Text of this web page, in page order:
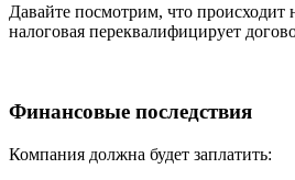
Давайте посмотрим, что происходит
налоговая переквалифицирует
Финансовые последствия
Компания должна будет заплатить: